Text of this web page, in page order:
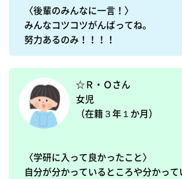
〈後輩のみんなに一言！〉
みんなコツコツがんばってね。
努力あるのみ！！！！
☆Ｒ・Ｏさん
女児
（在籍３年１か月）
〈学研に入って良かったこと〉
自分が分かっているところや分かっ